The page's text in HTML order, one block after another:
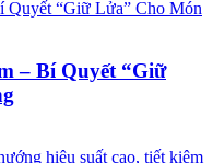
– Bí Quyết “Giữ